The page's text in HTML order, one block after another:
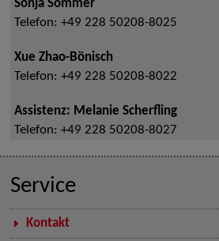
Sonja Sommer
Telefon: +49 228 50208-8025
Xue Zhao-Bönisch
Telefon: +49 228 50208-8022
Assistenz: Melanie Scherfling
Telefon: +49 228 50208-8027
Service
Kontakt